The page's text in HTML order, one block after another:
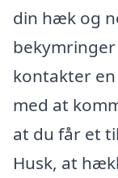
din hæk og
kontakter
med at
at du får et
Husk, at